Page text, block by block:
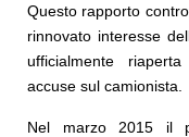
Questo rapporto
rinnovato interesse
ufficialmente
accuse sul camionista.
Nel marzo 2015 il